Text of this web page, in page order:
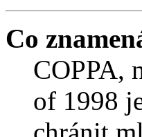
Co
COPPA,
of 1998